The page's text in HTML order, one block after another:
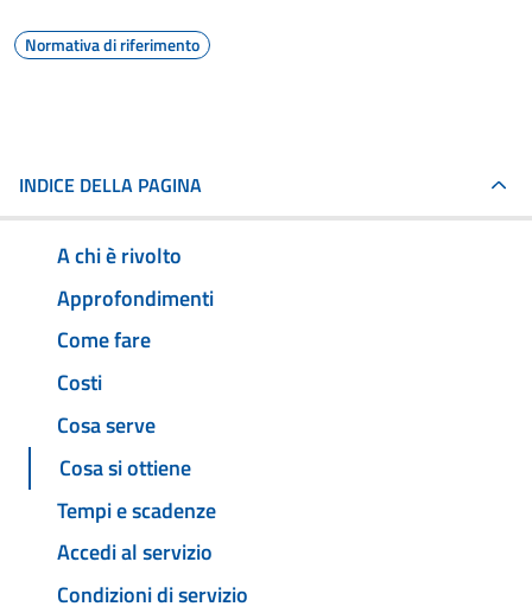
Normativa di riferimento
INDICE DELLA PAGINA
A chi è rivolto
Approfondimenti
Come fare
Costi
Cosa serve
Cosa si ottiene
Tempi e scadenze
Accedi al servizio
Condizioni di servizio